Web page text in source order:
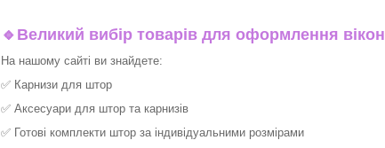
🔹 Великий вибір товарів для оформлення вікон
На нашому сайті ви знайдете:
✅ Карнизи для штор
✅ Аксесуари для штор та карнизів
✅ Готові комплекти штор за індивідуальними розмірами